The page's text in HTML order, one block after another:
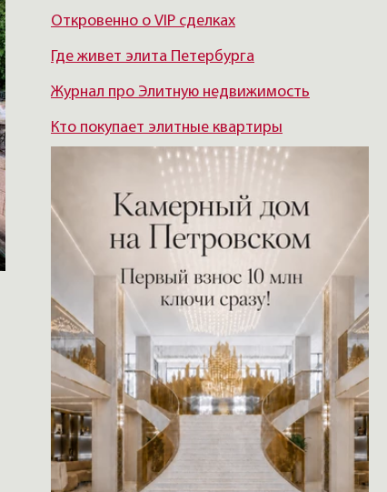
Откровенно о VIP сделках
Где живет элита Петербурга
Журнал про Элитную недвижимость
Кто покупает элитные квартиры